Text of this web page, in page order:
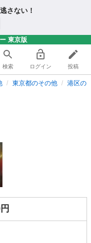
さない！
東京版
検索 ログイン 投稿
東京都のその他 港区の